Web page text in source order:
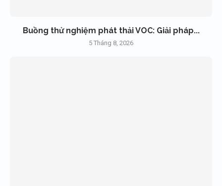
Buồng thử nghiệm phát thải VOC: Giải pháp...
5 Tháng 8, 2026